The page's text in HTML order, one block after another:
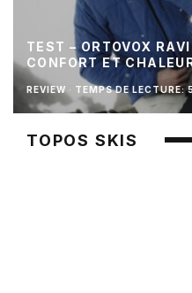
TEST – ORTOVOX
CONFORT ET
REVIEW · TEMPS DE LECTURE:
TOPOS SKIS